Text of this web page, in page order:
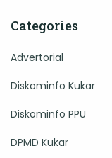
Categories
Advertorial
Diskominfo Kukar
Diskominfo PPU
DPMD Kukar